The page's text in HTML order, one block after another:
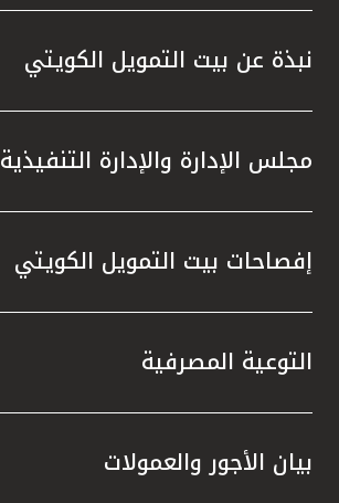
قاعدة بيانات كبيرة وجهاز فني "هندسي
وقانوني ومحاسبي" يقوم عمله على دراسات
وتقارير عقارية ومتابعة للسوق وتطوراته.
نبذة عن بيت التمويل الكويتي
مجلس الإدارة والإدارة التنفيذية
إفصاحات بيت التمويل الكويتي
التوعية المصرفية
بيان الأجور والعمولات